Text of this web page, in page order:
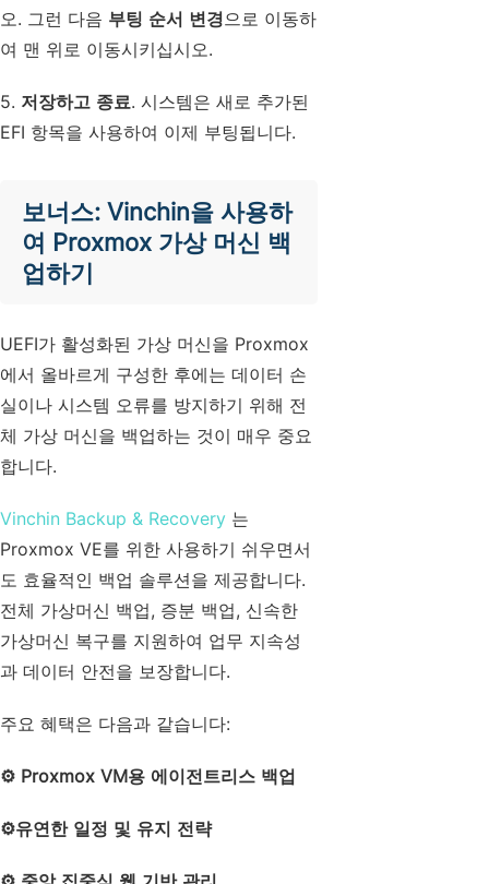
오. 그런 다음 부팅 순서 변경으로 이동하
여 맨 위로 이동시키십시오.
5. 저장하고 종료. 시스템은 새로 추가된
EFI 항목을 사용하여 이제 부팅됩니다.
보너스: Vinchin을 사용하
여 Proxmox 가상 머신 백
업하기
UEFI가 활성화된 가상 머신을 Proxmox
에서 올바르게 구성한 후에는 데이터 손
실이나 시스템 오류를 방지하기 위해 전
체 가상 머신을 백업하는 것이 매우 중요
합니다.
Vinchin Backup & Recovery 는
Proxmox VE를 위한 사용하기 쉬우면서
도 효율적인 백업 솔루션을 제공합니다.
전체 가상머신 백업, 증분 백업, 신속한
가상머신 복구를 지원하여 업무 지속성
과 데이터 안전을 보장합니다.
주요 혜택은 다음과 같습니다:
⚙️ Proxmox VM용 에이전트리스 백업
⚙️유연한 일정 및 유지 전략